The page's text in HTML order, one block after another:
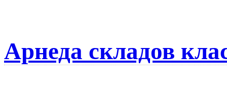
Арнеда складов